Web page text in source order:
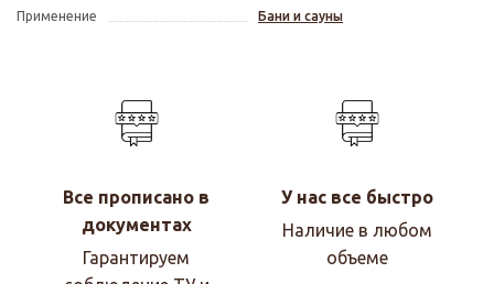
Применение Бани и сауны
Все прописано в
документах
Гарантируем
У нас все быстро
Наличие в любом
объеме